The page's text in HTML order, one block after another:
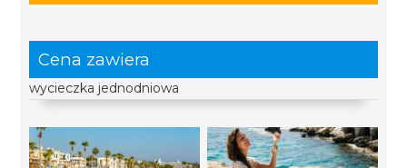
Cena zawiera
wycieczka jednodniowa